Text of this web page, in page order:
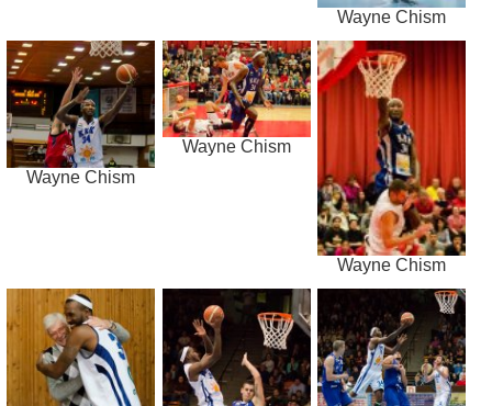
Wayne Chism
Wayne Chism
Wayne Chism
Wayne Chism